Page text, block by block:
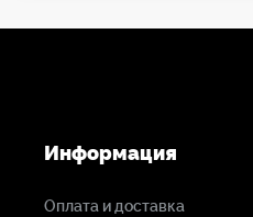
Информация
Оплата и доставка